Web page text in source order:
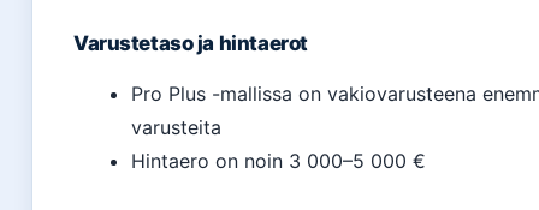
Varustetaso ja hintaerot
Pro Plus -mallissa on vakiovarusteena
varusteita
Hintaero on noin 3 000–5 000 €